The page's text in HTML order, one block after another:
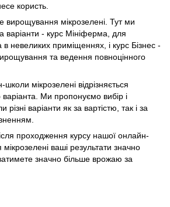
користь.
вирощування мікрозелені. Тут ми
варіанти - курс Мініферма, для
в невеликих приміщеннях, і курс Бізнес -
та ведення повноцінного
школи мікрозелені відрізняється
Ми пропонуємо вибір і
різні варіанти як за вартістю, так і за
проходження курсу нашої онлайн-
ваші результати значно
значно більше врожаю за